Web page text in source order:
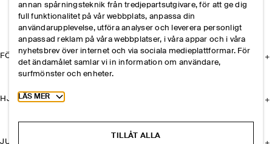
FÖRETAGET
HJÄLP
JURIDISK INFORMATION
annan spårningsteknik från tredjepartsutgivare, för att ge dig
full funktionalitet på vår webbplats, anpassa din
användarupplevelse, utföra analyser och leverera personligt
anpassad reklam på våra webbplatser, i våra appar och i våra
nyhetsbrev över internet och via sociala medieplattformar. För
det ändamålet samlar vi in information om användare,
surfmönster och enheter.
Toggle more cookie information
LÄS MER
TILLÅT ALLA